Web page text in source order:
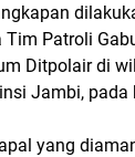
Tim Patroli
Ditpolair di
Jambi, pada
yang